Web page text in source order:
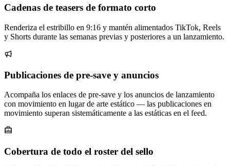
Cadenas de teasers de formato corto
Renderiza el estribillo en 9:16 y mantén alimentados TikTok, Reels
y Shorts durante las semanas previas y posteriores a un lanzamiento.
Publicaciones de pre-save y anuncios
Acompaña los enlaces de pre-save y los anuncios de lanzamiento
con movimiento en lugar de arte estático — las publicaciones en
movimiento superan sistemáticamente a las estáticas en el feed.
Cobertura de todo el roster del sello